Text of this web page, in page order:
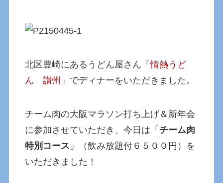
北区豊崎にあるうどん屋さん「情熱うど
ん 讃州 」でディナーをいただきました。
チーム肉の大阪マラソン打ち上げ＆新年会
に参加させていただき、今日は「 チーム肉
特別コース 」（飲み放題付６５００円）を
いただきました！